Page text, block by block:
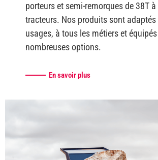
porteurs et semi-remorques de 38T
tracteurs. Nos produits sont
usages, à tous les métiers et
nombreuses options.
En savoir plus